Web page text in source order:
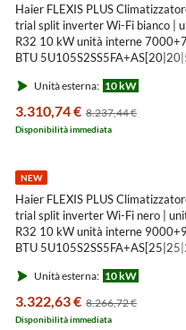
Haier FLEXIS PLUS
trial split inverter Wi-Fi bianco |
R32 10 kW unità interne
BTU
Unità esterna: 10 kW
3.310,74 € 8.237,44 €
Disponibilità immediata
NEW
Haier FLEXIS PLUS
trial split inverter Wi-Fi nero |
R32 10 kW unità interne
BTU
Unità esterna: 10 kW
3.322,63 € 8.266,72 €
Disponibilità immediata